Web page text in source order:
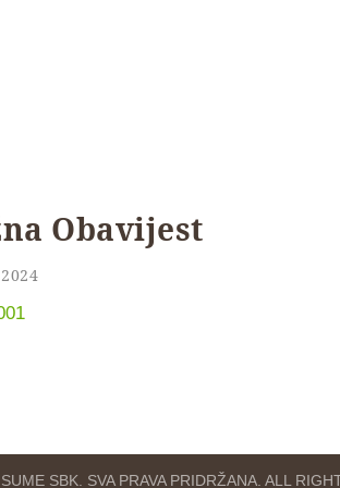
Obavijest
SBK. SVA PRAVA PRIDRŽANA. ALL